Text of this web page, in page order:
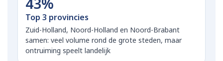
Top 3 provincies
Zuid-Holland, Noord-Holland en Noord-Brabant
samen: veel volume rond de grote steden, maar
ontruiming speelt landelijk